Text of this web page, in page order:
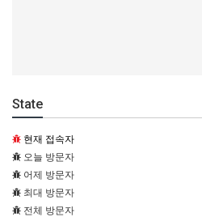
State
현재 접속자
오늘 방문자
어제 방문자
최대 방문자
전체 방문자